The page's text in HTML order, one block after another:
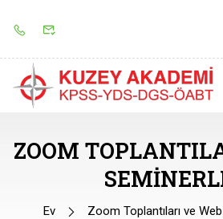
ZOOM
Ev
Zoom Toplantıları ve